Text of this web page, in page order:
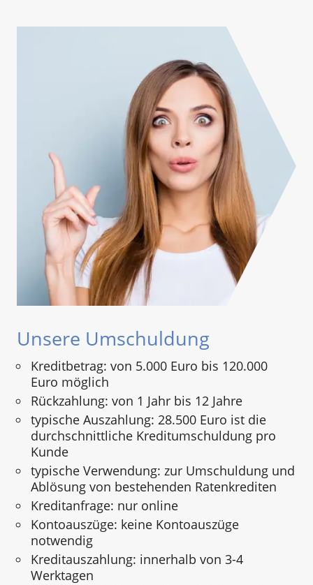
Unsere Umschuldung
Kreditbetrag: von 5.000 Euro bis 120.000
Euro möglich
Rückzahlung: von 1 Jahr bis 12 Jahre
typische Auszahlung: 28.500 Euro ist die
durchschnittliche Kreditumschuldung pro
Kunde
typische Verwendung: zur Umschuldung und
Ablösung von bestehenden Ratenkrediten
Kreditanfrage: nur online
Kontoauszüge: keine Kontoauszüge
notwendig
Kreditauszahlung: innerhalb von 3-4
Werktagen